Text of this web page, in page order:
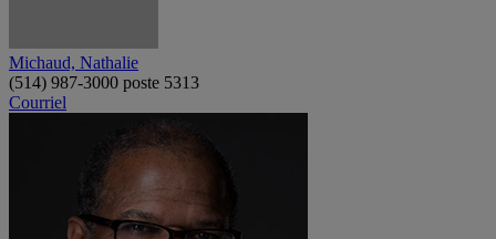
Michaud, Nathalie
(514) 987-3000 poste 5313
Courriel